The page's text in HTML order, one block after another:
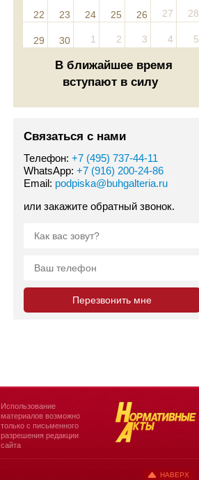
22 23 24 25 26 27 28
29 30 1 2 3 4 5
В ближайшее время
вступают в силу
Связаться с нами
Телефон: +7 (495) 737-44-11
WhatsApp: +7 (916) 200-24-86
Email: podpiska@buhgalteria.ru
или закажите обратный звонок.
Использование
материалов возможно
только с письменного
разрешения редакции
сайта
НАВЕРХ